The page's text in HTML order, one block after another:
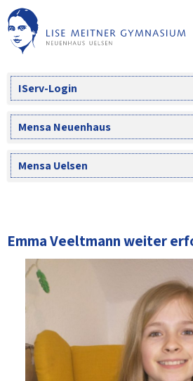
Skip
to
content
IServ-Login
Mensa Neuenhaus
Mensa Uelsen
Emma Veeltmann weiter